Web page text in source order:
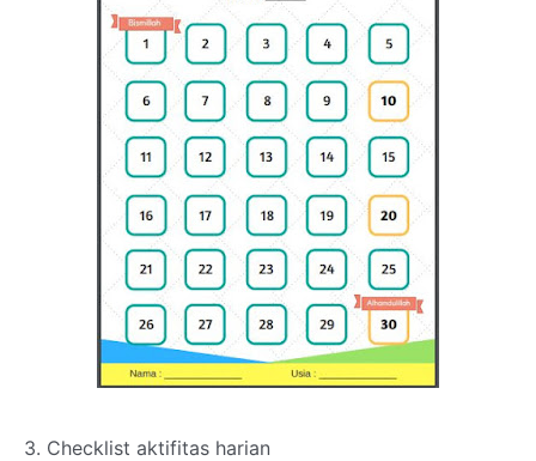
3. Checklist aktifitas harian